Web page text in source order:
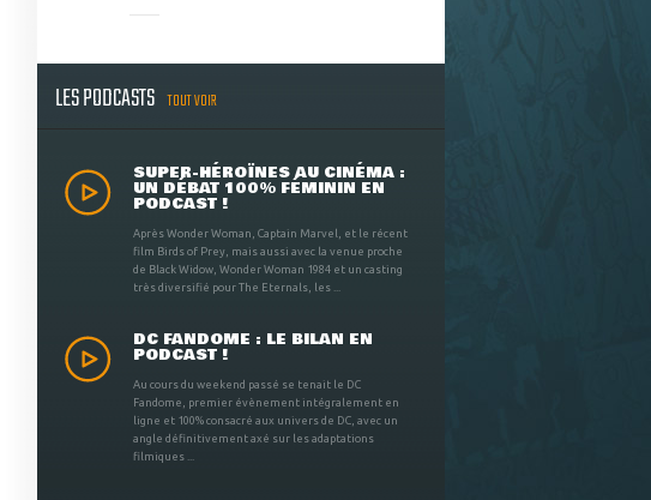
LES PODCASTS TOUT VOIR
SUPER-HÉROÏNES AU CINÉMA :
UN DÉBAT 100% FÉMININ EN
PODCAST !
Après Wonder Woman, Captain Marvel, et le récent
film Birds of Prey, mais aussi avec la venue proche
de Black Widow, Wonder Woman 1984 et un casting
très diversifié pour The Eternals, les ...
DC FANDOME : LE BILAN EN
PODCAST !
Au cours du weekend passé se tenait le DC
Fandome, premier évènement intégralement en
ligne et 100% consacré aux univers de DC, avec un
angle définitivement axé sur les adaptations
filmiques ...